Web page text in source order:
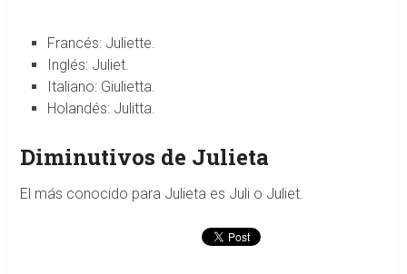
Francés: Juliette.
Inglés: Juliet.
Italiano: Giulietta.
Holandés: Julitta.
Diminutivos de Julieta
El más conocido para Julieta es Juli o Juliet.